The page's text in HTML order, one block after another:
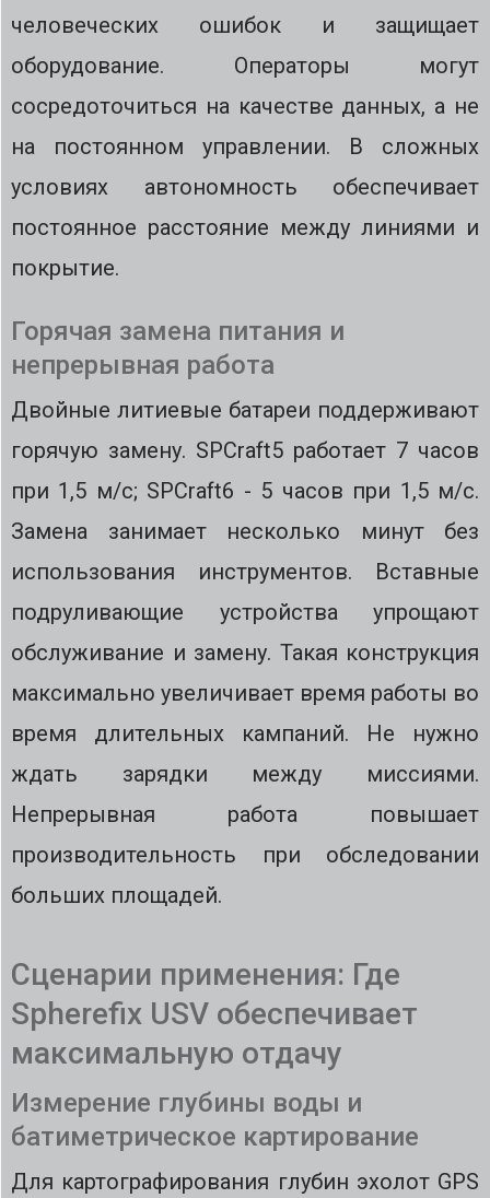
человеческих ошибок и защищает
оборудование. Операторы могут
сосредоточиться на качестве данных, а не
на постоянном управлении. В сложных
условиях автономность обеспечивает
постоянное расстояние между линиями и
покрытие.
Горячая замена питания и
непрерывная работа
Двойные литиевые батареи поддерживают
горячую замену. SPCraft5 работает 7 часов
при 1,5 м/с; SPCraft6 - 5 часов при 1,5 м/с.
Замена занимает несколько минут без
использования инструментов. Вставные
подруливающие устройства упрощают
обслуживание и замену. Такая конструкция
максимально увеличивает время работы во
время длительных кампаний. Не нужно
ждать зарядки между миссиями.
Непрерывная работа повышает
производительность при обследовании
больших площадей.
Сценарии применения: Где
Spherefix USV обеспечивает
максимальную отдачу
Измерение глубины воды и
батиметрическое картирование
Для картографирования глубин эхолот GPS